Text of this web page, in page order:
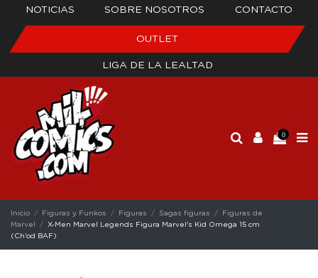
NOTICIAS SOBRE NOSOTROS CONTACTO
OUTLET
LIGA DE LA LEALTAD
0
Inicio Figuras y Funkos Figuras Sagas figuras
Figuras de
Marvel
X-Men Marvel Legends Figura Marvel's Kid Omega 15 cm
(Ch'od BAF)